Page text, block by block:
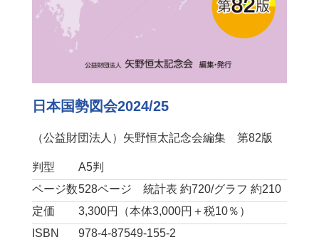
日本国勢図会2024/25
（公益財団法人）矢野恒太記念会編集 第82版
判型
A5判
ページ数528ページ 統計表 約720/グラフ 約210
定価
3,300円（本体3,000円＋税10％）
ISBN
978-4-87549-155-2